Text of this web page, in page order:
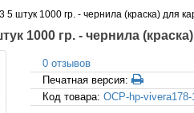
5 штук 1000 гр. - чернила (краска) для
1000 гр. - чернила
0 отзывов
Печатная версия:
Код товара: OCP-hp-